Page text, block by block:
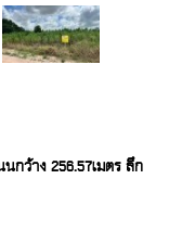
กว้าง 256.57เมตร ลึก